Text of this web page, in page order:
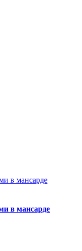
в мансарде